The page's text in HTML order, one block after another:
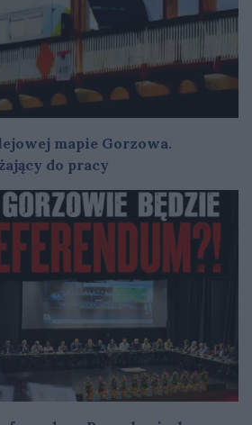
mapie Gorzowa.
do pracy